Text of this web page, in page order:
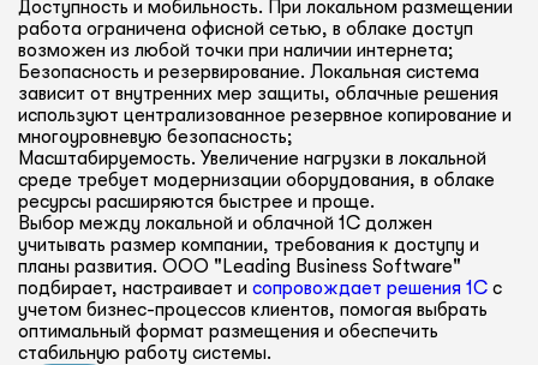
Доступность и мобильность. При локальном размещении
работа ограничена офисной сетью, в облаке доступ
возможен из любой точки при наличии интернета;
Безопасность и резервирование. Локальная система
зависит от внутренних мер защиты, облачные решения
используют централизованное резервное копирование и
многоуровневую безопасность;
Масштабируемость. Увеличение нагрузки в локальной
среде требует модернизации оборудования, в облаке
ресурсы расширяются быстрее и проще.
Выбор между локальной и облачной 1С должен
учитывать размер компании, требования к доступу и
планы развития. ООО "Leading Business Software"
подбирает, настраивает и сопровождает решения 1С с
учетом бизнес-процессов клиентов, помогая выбрать
оптимальный формат размещения и обеспечить
стабильную работу системы.